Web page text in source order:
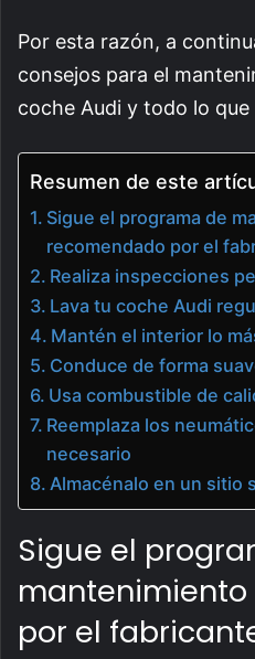
Por esta razón, a
consejos para el
coche Audi y todo lo que
Resumen de este
Sigue el programa de
recomendado por el
Realiza inspecciones
Lava tu coche Audi
Mantén el interior lo
Conduce de forma
Usa combustible de
Reemplaza los
necesario
Almacénalo en un sitio
Sigue el
por el